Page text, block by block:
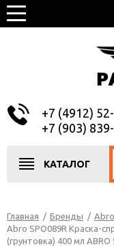
+7 (4912)
+7 (903)
КАТАЛОГ
Главная / Бренды / Abro
Abro SPO089R Краска-
(грунтовка) 400 мл ABRO